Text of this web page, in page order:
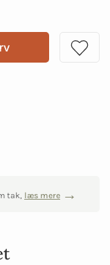
tak, læs mere